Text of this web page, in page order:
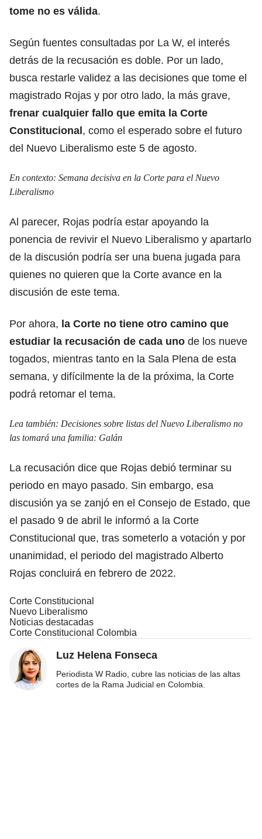
tome no es válida.
Según fuentes consultadas por La W, el interés
detrás de la recusación es doble. Por un lado,
busca restarle validez a las decisiones que tome el
magistrado Rojas y por otro lado, la más grave,
frenar cualquier fallo que emita la Corte
Constitucional, como el esperado sobre el futuro
del Nuevo Liberalismo este 5 de agosto.
En contexto: Semana decisiva en la Corte para el Nuevo
Liberalismo
Al parecer, Rojas podría estar apoyando la
ponencia de revivir el Nuevo Liberalismo y apartarlo
de la discusión podría ser una buena jugada para
quienes no quieren que la Corte avance en la
discusión de este tema.
Por ahora, la Corte no tiene otro camino que
estudiar la recusación de cada uno de los nueve
togados, mientras tanto en la Sala Plena de esta
semana, y difícilmente la de la próxima, la Corte
podrá retomar el tema.
Lea también: Decisiones sobre listas del Nuevo Liberalismo no
las tomará una familia: Galán
La recusación dice que Rojas debió terminar su
periodo en mayo pasado. Sin embargo, esa
discusión ya se zanjó en el Consejo de Estado, que
el pasado 9 de abril le informó a la Corte
Constitucional que, tras someterlo a votación y por
unanimidad, el periodo del magistrado Alberto
Rojas concluirá en febrero de 2022.
Corte Constitucional
Nuevo Liberalismo
Noticias destacadas
Corte Constitucional Colombia
Luz Helena Fonseca
Periodista W Radio, cubre las noticias de las altas
cortes de la Rama Judicial en Colombia.